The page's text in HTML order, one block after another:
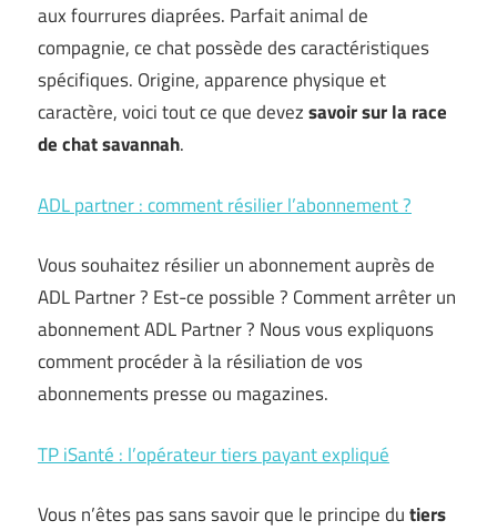
aux fourrures diaprées. Parfait animal de
compagnie, ce chat possède des caractéristiques
spécifiques. Origine, apparence physique et
caractère, voici tout ce que devezsavoir sur la race
de chat savannah.
ADL partner : comment résilier l’abonnement ?
Vous souhaitez résilier un abonnement auprès de
ADL Partner ? Est-ce possible ? Comment arrêter un
abonnement ADL Partner ? Nous vous expliquons
comment procéder à la résiliation de vos
abonnements presse ou magazines.
TP iSanté : l’opérateur tiers payant expliqué
Vous n’êtes pas sans savoir que le principe dutiers